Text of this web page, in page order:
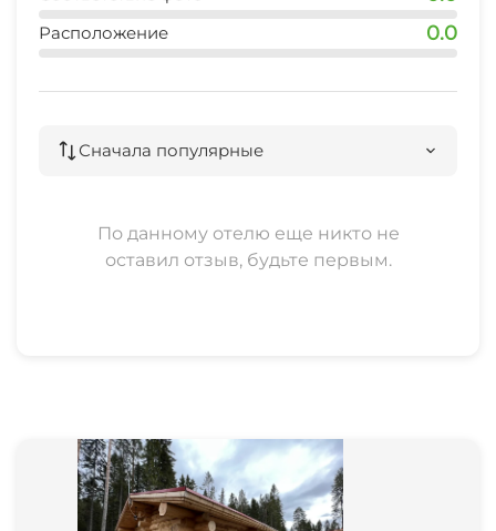
Охота
Расположение 0.0
Сначала популярные
По данному отелю еще никто не
оставил отзыв, будьте первым.